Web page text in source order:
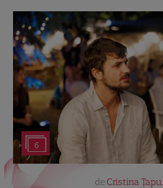
6
de Cristina Țapu,